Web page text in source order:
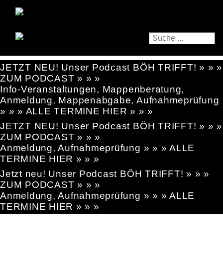
JETZT NEU! Unser Podcast BÖH TRIFFT! » » »
ZUM PODCAST » » »
Info-Veranstaltungen, Mappenberatung,
Anmeldung, Mappenabgabe, Aufnahmeprüfung
» » » ALLE TERMINE HIER » » »
JETZT NEU! Unser Podcast BÖH TRIFFT! » » »
ZUM PODCAST » » »
Anmeldung, Aufnahmeprüfung » » » ALLE
TERMINE HIER » » »
Jetzt neu! Unser Podcast BÖH TRIFFT! » » »
ZUM PODCAST » » »
Anmeldung, Aufnahmeprüfung » » » ALLE
TERMINE HIER » » »